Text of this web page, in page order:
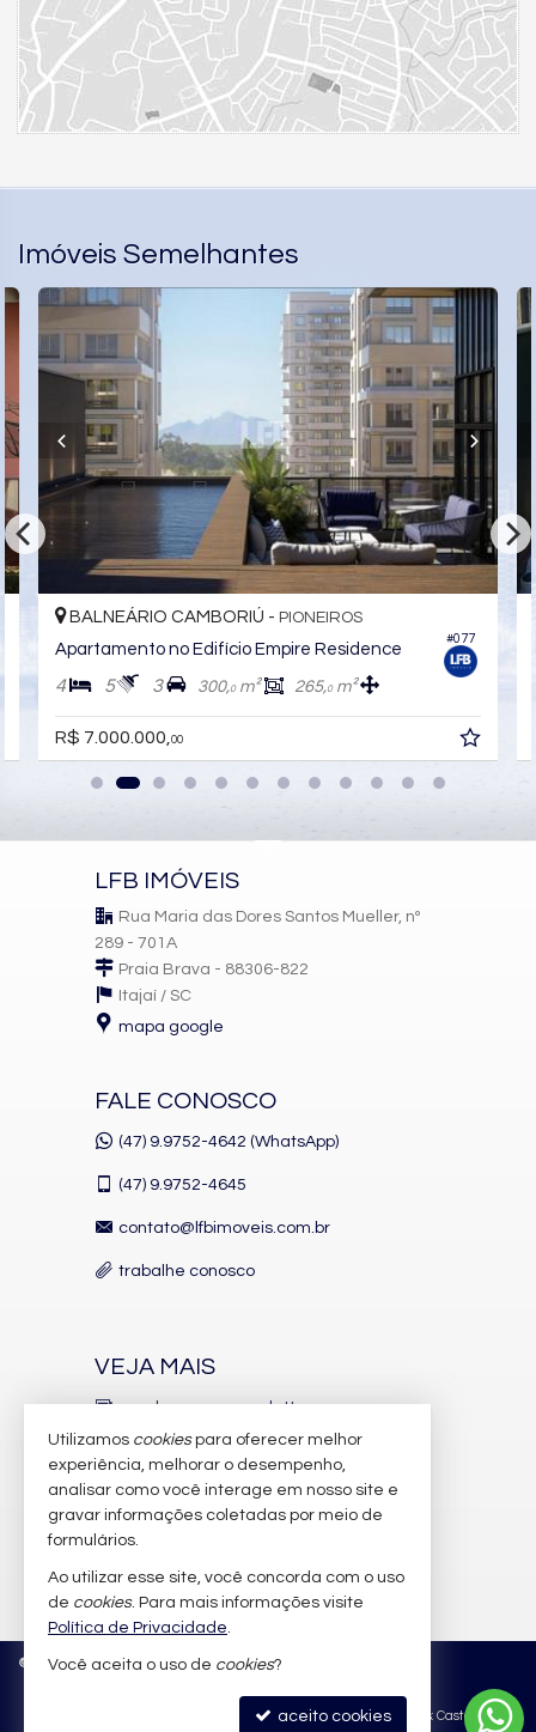
Imóveis Semelhantes
BALNEÁRIO CAMBORIÚ -
Apartamento no Edifício Empire Residence
6 4 500,0m²
R$ 6.500.000,
LFB IMÓVEIS
Rua Maria das Dores Santos Mueller, nº
289 - 701A
Praia Brava - 88306-822
Itajaí / SC
mapa google
FALE CONOSCO
(47) 9.9752-4642 (WhatsApp)
(47) 9.9752-4645
contato@lfbimoveis.com.br
trabalhe conosco
VEJA MAIS
receba nosso newsletter
indicadores financeiros
cadastre seu imóvel
imóveis favoritos
mapa de imóveis
© 2026 CRECI/SC 6.388-J Política de Privacidade
Site para imobiliárias: Castel Digital
Utilizamos cookiespara oferecer melhor
experiência, melhorar o desempenho,
analisar como você interage em nosso site e
gravar informações coletadas por meio de
formulários.
Ao utilizar esse site, você concorda com o uso
de cookies. Para mais informações visite
Política de Privacidade.
Você aceita o uso de cookies?
aceito cookies